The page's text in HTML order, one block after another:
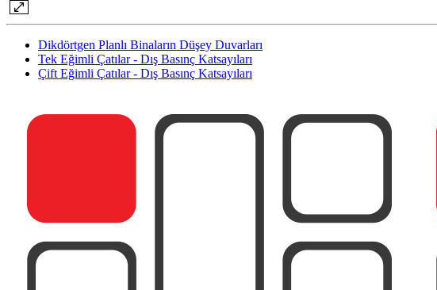
Dikdörtgen Planlı Binaların Düşey Duvarları
Tek Eğimli Çatılar - Dış Basınç Katsayıları
Çift Eğimli Çatılar - Dış Basınç Katsayıları